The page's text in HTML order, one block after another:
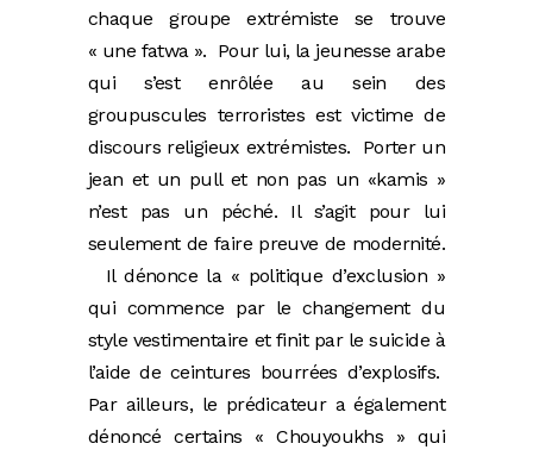
chaque groupe extrémiste se trouve
« une fatwa ». Pour lui, la jeunesse arabe
qui s’est enrôlée au sein des
groupuscules terroristes est victime de
discours religieux extrémistes. Porter un
jean et un pull et non pas un «kamis »
n’est pas un péché. Il s’agit pour lui
seulement de faire preuve de modernité.
Il dénonce la « politique d’exclusion »
qui commence par le changement du
style vestimentaire et finit par le suicide à
l’aide de ceintures bourrées d’explosifs.
Par ailleurs, le prédicateur a également
dénoncé certains « Chouyoukhs » qui